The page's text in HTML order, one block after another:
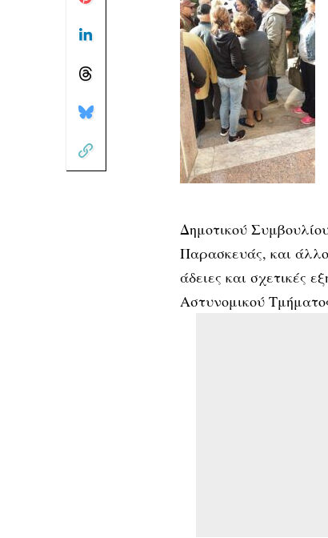
Δημοτικού
Παρασκευάς, και
άδειες και σχετικές
Αστυνομικού